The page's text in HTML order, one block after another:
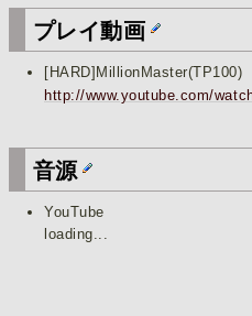
プレイ動画
[HARD]MillionMaster(TP100)
http://www.youtube.com/
音源
YouTube
loading...